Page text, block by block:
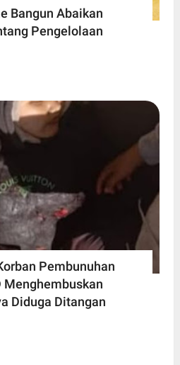
Bangun Abaikan
Pengelolaan
Pembunuhan
Menghembuskan
Diduga Ditangan